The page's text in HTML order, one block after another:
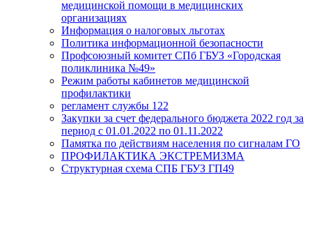
медицинской помощи в медицинских
организациях
Информация о налоговых льготах
Политика информационной безопасности
Профсоюзный комитет СПб ГБУЗ «Городская
поликлиника №49»
Режим работы кабинетов медицинской
профилактики
регламент службы 122
Закупки за счет федерального бюджета 2022 год за
период с 01.01.2022 по 01.11.2022
Памятка по действиям населения по сигналам ГО
ПРОФИЛАКТИКА ЭКСТРЕМИЗМА
Структурная схема СПБ ГБУЗ ГП49